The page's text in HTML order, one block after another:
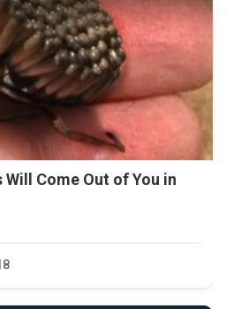
Come Out of You in